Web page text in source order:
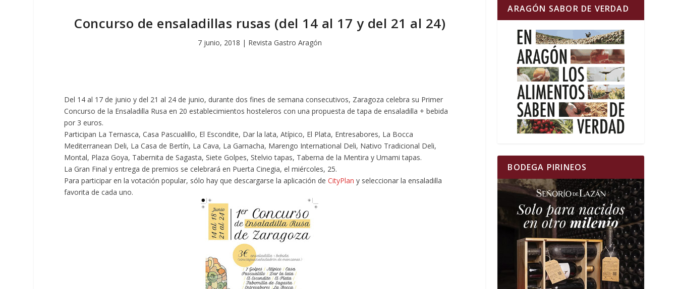
Concurso de ensaladillas rusas (del 14 al 17 y del 21 al 24)
7 junio, 2018 | Revista Gastro Aragón
Del 14 al 17 de junio y del 21 al 24 de junio, durante dos fines de semana consecutivos, Zaragoza celebra su Primer
Concurso de la Ensaladilla Rusa en 20 establecimientos hosteleros con una propuesta de tapa de ensaladilla + bebida
por 3 euros.
Participan La Ternasca, Casa Pascualillo, El Escondite, Dar la lata, Atípico, El Plata, Entresabores, La Bocca
Mediterranean Deli, La Casa de Bertín, La Cava, La Garnacha, Marengo International Deli, Nativo Tradicional Deli,
Montal, Plaza Goya, Tabernita de Sagasta, Siete Golpes, Stelvio tapas, Taberna de la Mentira y Umami tapas.
La Gran Final y entrega de premios se celebrará en Puerta Cinegia, el miércoles, 25.
Para participar en la votación popular, sólo hay que descargarse la aplicación deCityPlan y seleccionar la ensaladilla
favorita de cada uno.
ARAGÓN SABOR DE VERDAD
BODEGA PIRINEOS